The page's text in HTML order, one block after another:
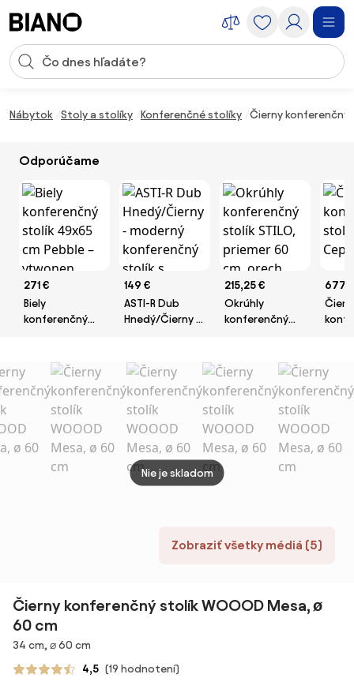
Vstup pre vyhľadávanie
Nábytok Stoly a stolíky Konferenčné stolíky Čierny konferenčný
Odporúčame
271 €
Biely
konferenčný
vtwonen
149 €
ASTI-R Dub
Hnedý/Čierny -
stolík s
rozkladacou
doskou
215,25 €
Okrúhly
konferenčný
orech
677
Zobraziť všetky médiá (5)
Nie je skladom
Čierny konferenčný stolík WOOOD Mesa, ø
60 cm
Rozmery
34 cm, ⌀ 60 cm
4,5 (19 hodnotení)